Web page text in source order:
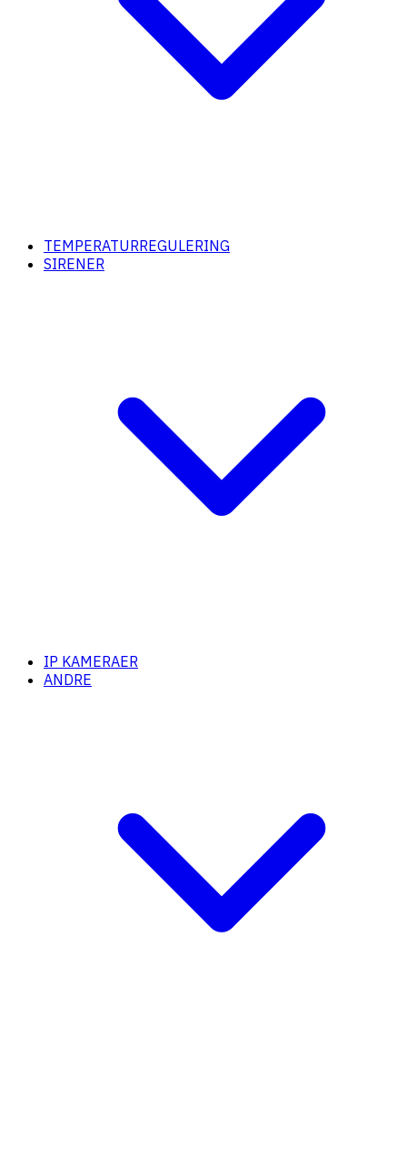
TEMPERATURREGULERING
SIRENER
IP KAMERAER
ANDRE